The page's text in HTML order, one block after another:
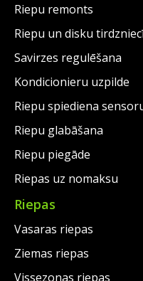
Riepu remonts
Riepu un disku
Savirzes regulēšana
Kondicionieru uzpilde
Riepu spiediena
Riepu glabāšana
Riepu piegāde
Riepas uz nomaksu
Riepas
Vasaras riepas
Ziemas riepas
Vissezonas riepas